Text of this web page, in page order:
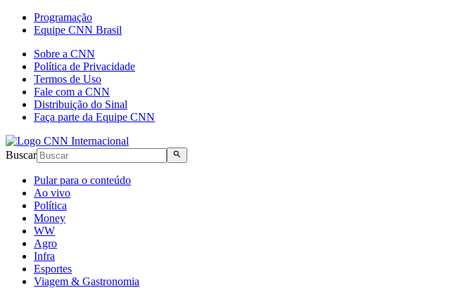
Programação
Equipe CNN Brasil
Sobre a CNN
Política de Privacidade
Termos de Uso
Fale com a CNN
Distribuição do Sinal
Faça parte da Equipe CNN
Buscar
Pular para o conteúdo
Ao vivo
Política
Money
WW
Agro
Infra
Esportes
Viagem & Gastronomia